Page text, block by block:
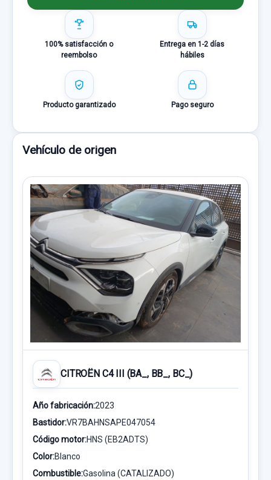
100% satisfacción o
reembolso
Entrega en 1-2 días
hábiles
Producto garantizado Pago seguro
Vehículo de origen
CITROËN C4 III (BA_, BB_, BC_)
Año fabricación:2023
Bastidor:VR7BAHNSAPE047054
Código motor:HNS (EB2ADTS)
Color:Blanco
Combustible:Gasolina (CATALIZADO)